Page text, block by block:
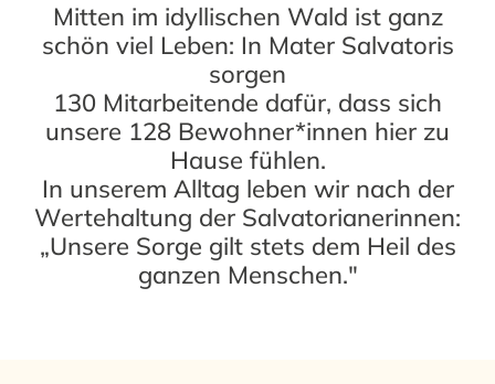
Mitten im idyllischen Wald ist ganz
schön viel Leben: In Mater Salvatoris
sorgen
130 Mitarbeitende dafür, dass sich
unsere 128 Bewohner*innen hier zu
Hause fühlen.
In unserem Alltag leben wir nach der
Wertehaltung der Salvatorianerinnen:
„Unsere Sorge gilt stets dem Heil des
ganzen Menschen."